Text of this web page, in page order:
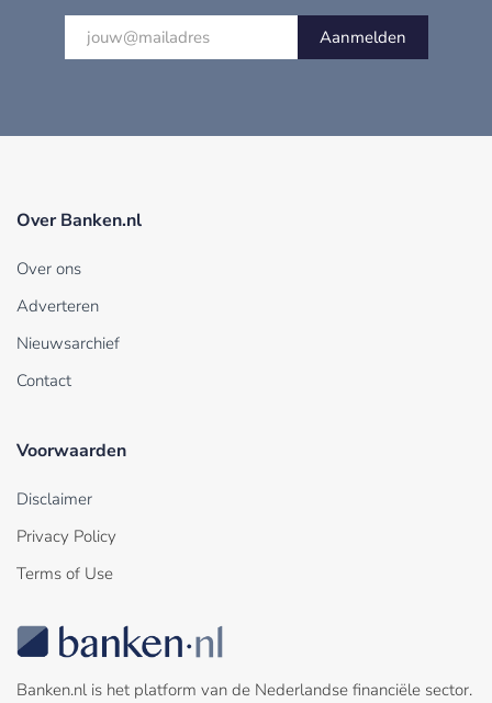
Aanmelden
Over Banken.nl
Over ons
Adverteren
Nieuwsarchief
Contact
Voorwaarden
Disclaimer
Privacy Policy
Terms of Use
Banken.nl is het platform van de Nederlandse financiële sector.